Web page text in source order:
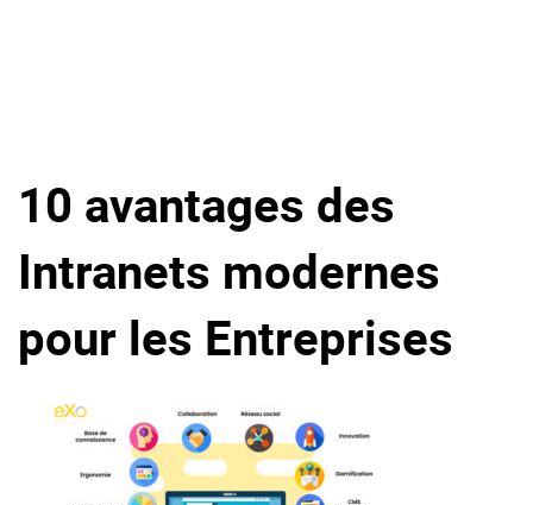
Produit
La Plateforme
Pourquoi eXo
Internationalisation
Mobile
No code
10 avantages des
Intranets modernes
pour les Entreprises